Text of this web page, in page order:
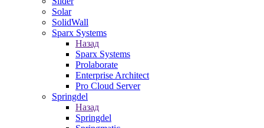
Solar
SolidWall
Sparx Systems
Назад
Sparx Systems
Prolaborate
Enterprise Architect
Pro Cloud Server
Springdel
Назад
Springdel